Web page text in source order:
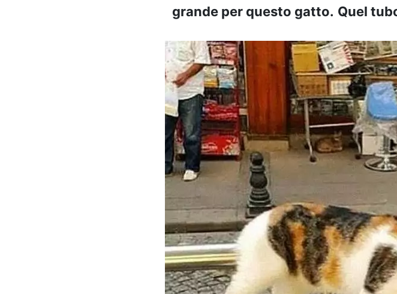
grande per questo gatto. Quel